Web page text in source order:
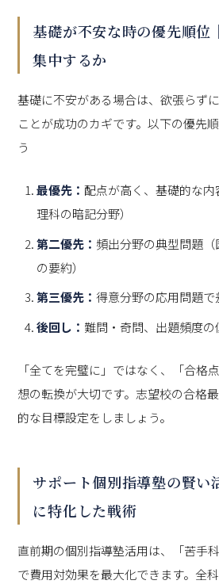
基礎が不安な時の優先順位
集中するか
基礎に不安がある場合は、欲張らず
ことが成功のカギです。以下の優先
う
最優先：配点が高く、基礎的な内
理科の暗記分野）
第二優先：頻出分野の典型問題
の要約）
第三優先：得意分野の応用問題で
後回し： 難問・奇問、出題頻度の
「全てを完璧に」ではなく、「合格
想の転換が大切です。志望校の合格
的な目標設定をしましょう。
サポート個別指導塾の賢い
に特化した戦術
直前期の個別指導塾活用は、「苦手
で費用対効果を最大化できます。全